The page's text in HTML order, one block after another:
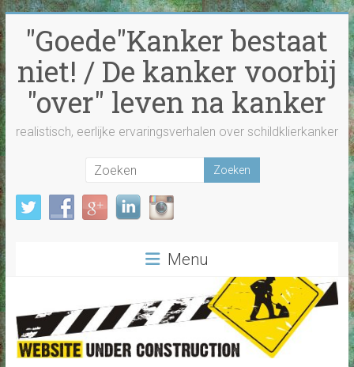
Ga
naar
inhoud"Goede"Kanker bestaat
niet! / De kanker voorbij
"over" leven na kanker
realistisch, eerlijke ervaringsverhalen over schildklierkanker
Menu